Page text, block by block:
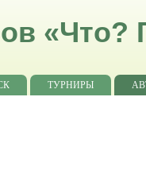
«Что?
ТУРНИРЫ